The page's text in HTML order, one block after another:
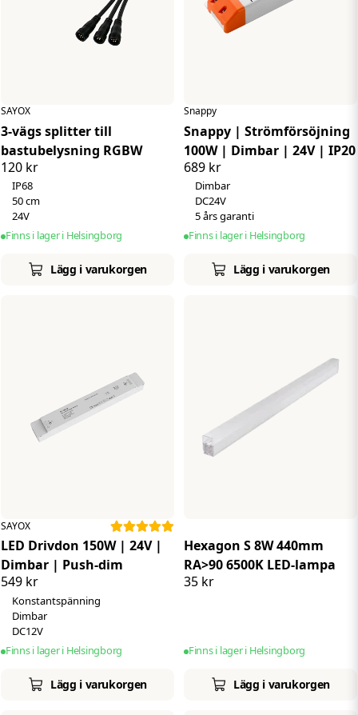
SAYOX
3-vägs splitter till
bastubelysning RGBW
120 kr
IP68
50 cm
24V
Finns i lager i Helsingborg
Lägg i varukorgen
Snappy
Snappy | Strömförsöjning
100W | Dimbar | 24V | IP20
689 kr
Dimbar
DC24V
5 års garanti
Finns i lager i Helsingborg
Lägg i varukorgen
SAYOX
LED Drivdon 150W | 24V |
Dimbar | Push-dim
549 kr
Konstantspänning
Dimbar
DC12V
Finns i lager i Helsingborg
Lägg i varukorgen
Hexagon S 8W 440mm
RA>90 6500K LED-lampa
35 kr
Finns i lager i Helsingborg
Lägg i varukorgen